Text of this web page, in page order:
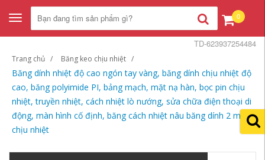
Toggle
navigation
0
Trang chủ Băng keo chịu nhiệt
Băng dính nhiệt độ cao ngón tay vàng, băng dính chịu nhiệt độ
cao, băng polyimide PI, bảng mạch, mặt nạ hàn, bọc pin chịu
nhiệt, truyền nhiệt, cách nhiệt lò nướng, sửa chữa điện thoại di
động, màn hình cố định, băng cách nhiệt nâu băng dính 2 mặt
chịu nhiệt
TD-623937254484